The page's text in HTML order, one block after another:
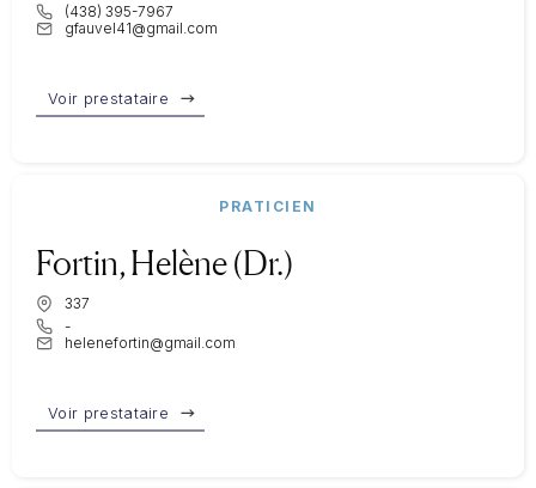
(438) 395-7967
gfauvel41@gmail.com
Voir prestataire
PRATICIEN
Fortin, Helène (Dr.)
337
-
helenefortin@gmail.com
Voir prestataire